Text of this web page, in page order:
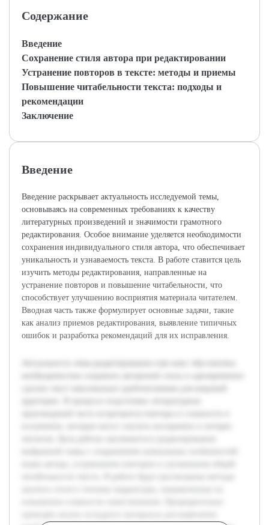
Содержание
Введение
Сохранение стиля автора при редактировании
Устранение повторов в тексте: методы и приемы
Повышение читабельности текста: подходы и
рекомендации
Заключение
Введение
Введение раскрывает актуальность исследуемой темы,
основываясь на современных требованиях к качеству
литературных произведений и значимости грамотного
редактирования. Особое внимание уделяется необходимости
сохранения индивидуального стиля автора, что обеспечивает
уникальность и узнаваемость текста. В работе ставится цель
изучить методы редактирования, направленные на
устранение повторов и повышение читабельности, что
способствует улучшению восприятия материала читателем.
Вводная часть также формулирует основные задачи, такие
как анализ приемов редактирования, выявление типичных
ошибок и разработка рекомендаций для их исправления.